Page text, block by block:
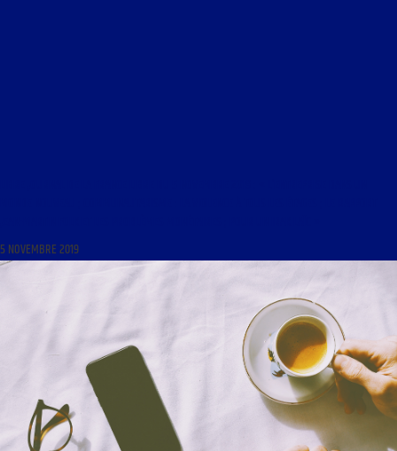
5 NOVEMBRE 2019